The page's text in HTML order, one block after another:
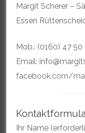
Margit Scherer –
Essen
Mob.: (0160) 47 50
Email:
facebook.com/
Ihr Name